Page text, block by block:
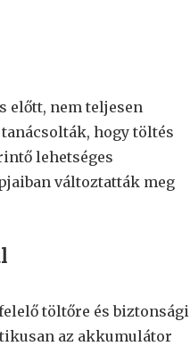
előtt, nem teljesen
hogy töltés
lehetséges
változtatták meg
töltőre és biztonsági
az akkumulátor